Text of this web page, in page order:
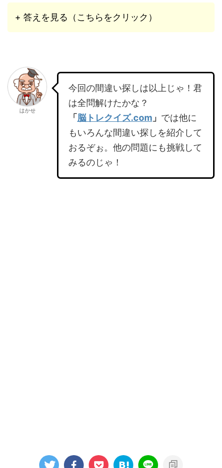
+ 答えを見る（こちらをクリック）
はかせ
今回の間違い探しは以上じゃ！君
は全問解けたかな？
「 脳トレクイズ.com 」 では他に
もいろんな間違い探しを紹介して
おるぞぉ。他の問題にも挑戦して
みるのじゃ！